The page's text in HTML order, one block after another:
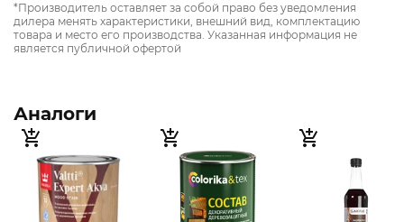
*Производитель оставляет за собой право без уведомления
дилера менять характеристики, внешний вид, комплектацию
товара и место его производства. Указанная информация не
является публичной офертой
Аналоги